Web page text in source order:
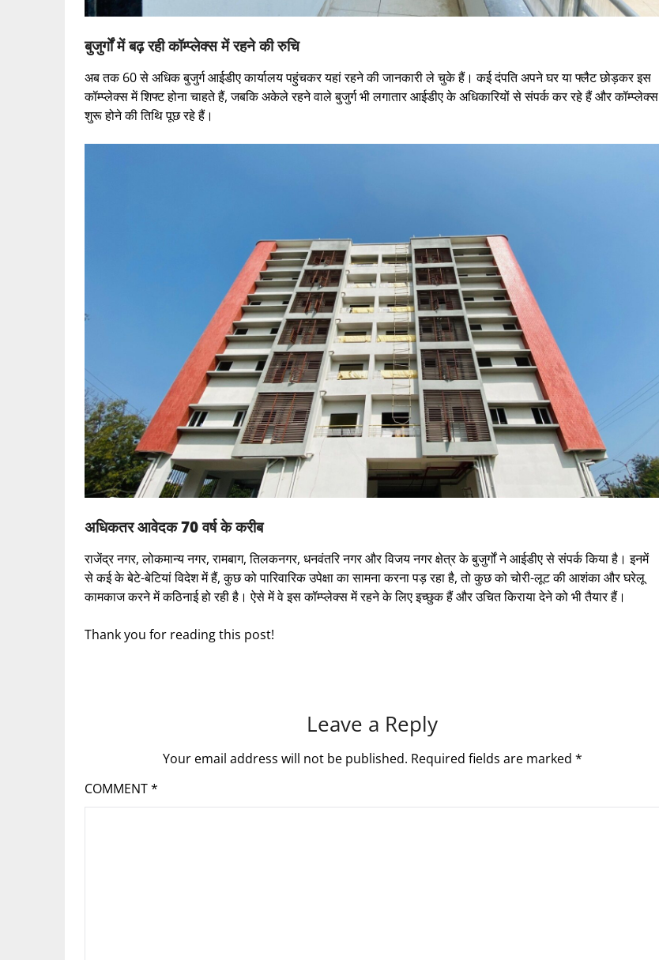
बुजुर्गों में बढ़ रही कॉम्प्लेक्स में रहने की रुचि
अब तक 60 से अधिक बुजुर्ग आईडीए कार्यालय पहुंचकर यहां रहने की जानकारी ले चुके हैं। कई दंपति अपने घर या फ्लैट छोड़कर इस
कॉम्प्लेक्स में शिफ्ट होना चाहते हैं, जबकि अकेले रहने वाले बुजुर्ग भी लगातार आईडीए के अधिकारियों से संपर्क कर रहे हैं और कॉम्प्लेक्स
शुरू होने की तिथि पूछ रहे हैं।
अधिकतर आवेदक 70 वर्ष के करीब
राजेंद्र नगर, लोकमान्य नगर, रामबाग, तिलकनगर, धनवंतरि नगर और विजय नगर क्षेत्र के बुजुर्गों ने आईडीए से संपर्क किया है। इनमें
से कई के बेटे-बेटियां विदेश में हैं, कुछ को पारिवारिक उपेक्षा का सामना करना पड़ रहा है, तो कुछ को चोरी-लूट की आशंका और घरेलू
कामकाज करने में कठिनाई हो रही है। ऐसे में वे इस कॉम्प्लेक्स में रहने के लिए इच्छुक हैं और उचित किराया देने को भी तैयार हैं।
Thank you for reading this post!
Leave a Reply
Your email address will not be published. Required fields are marked *
COMMENT*